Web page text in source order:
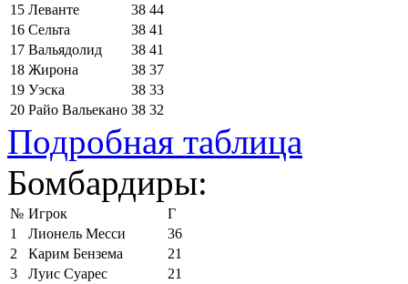
15 Леванте 38 44
16 Сельта 38 41
17 Вальядолид 38 41
18 Жирона 38 37
19 Уэска 38 33
20 Райо Вальекано 38 32
Подробная таблица
Бомбардиры:
№ Игрок
Г
1
Лионель Месси
36
2
Карим Бензема
21
3
Луис Суарес
21